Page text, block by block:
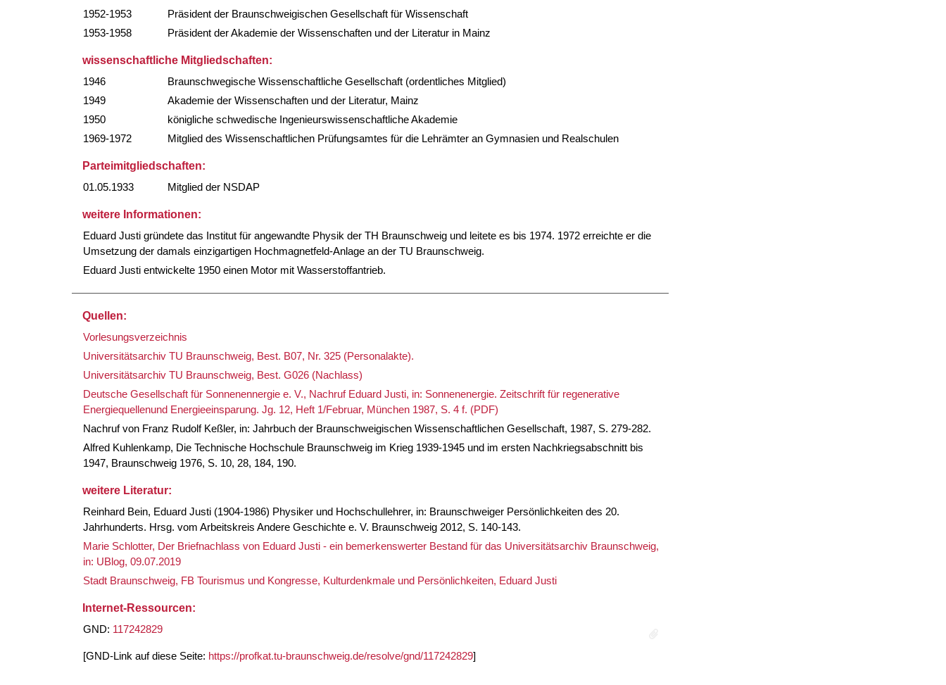
1952-1953
Präsident der Braunschweigischen Gesellschaft für Wissenschaft
1953-1958
Präsident der Akademie der Wissenschaften und der Literatur in Mainz
wissenschaftliche Mitgliedschaften:
1946
Braunschwegische Wissenschaftliche Gesellschaft (ordentliches Mitglied)
1949
Akademie der Wissenschaften und der Literatur, Mainz
1950
königliche schwedische Ingenieurswissenschaftliche Akademie
1969-1972
Mitglied des Wissenschaftlichen Prüfungsamtes für die Lehrämter an Gymnasien und Realschulen
Parteimitgliedschaften:
01.05.1933
Mitglied der NSDAP
weitere Informationen:
Eduard Justi gründete das Institut für angewandte Physik der TH Braunschweig und leitete es bis 1974. 1972 erreichte er die
Umsetzung der damals einzigartigen Hochmagnetfeld-Anlage an der TU Braunschweig.
Eduard Justi entwickelte 1950 einen Motor mit Wasserstoffantrieb.
Quellen:
Vorlesungsverzeichnis
Universitätsarchiv TU Braunschweig, Best. B07, Nr. 325 (Personalakte).
Universitätsarchiv TU Braunschweig, Best. G026 (Nachlass)
Deutsche Gesellschaft für Sonnenennergie e. V., Nachruf Eduard Justi, in: Sonnenenergie. Zeitschrift für regenerative
Energiequellenund Energieeinsparung. Jg. 12, Heft 1/Februar, München 1987, S. 4 f. (PDF)
Nachruf von Franz Rudolf Keßler, in: Jahrbuch der Braunschweigischen Wissenschaftlichen Gesellschaft, 1987, S. 279-282.
Alfred Kuhlenkamp, Die Technische Hochschule Braunschweig im Krieg 1939-1945 und im ersten Nachkriegsabschnitt bis
1947, Braunschweig 1976, S. 10, 28, 184, 190.
weitere Literatur:
Reinhard Bein, Eduard Justi (1904-1986) Physiker und Hochschullehrer, in: Braunschweiger Persönlichkeiten des 20.
Jahrhunderts. Hrsg. vom Arbeitskreis Andere Geschichte e. V. Braunschweig 2012, S. 140-143.
Marie Schlotter, Der Briefnachlass von Eduard Justi - ein bemerkenswerter Bestand für das Universitätsarchiv Braunschweig,
in: UBlog, 09.07.2019
Stadt Braunschweig, FB Tourismus und Kongresse, Kulturdenkmale und Persönlichkeiten, Eduard Justi
Internet-Ressourcen:
GND: 117242829
[GND-Link auf diese Seite: https://profkat.tu-braunschweig.de/resolve/gnd/117242829]